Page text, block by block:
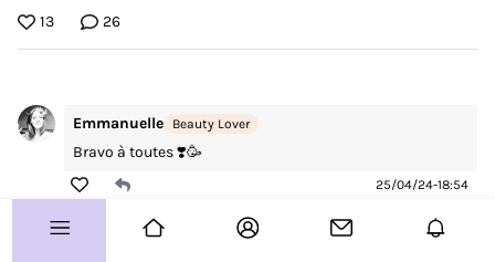
Test produits
Guide de démarrage
Paramètre des cookies
Plan de site
CGU
Charte Communautaire
13 26
Emmanuelle Beauty Lover
Bravo à toutes ❣️🥳
25/04/24-18:54
Sylvie62690 Beauty Fan